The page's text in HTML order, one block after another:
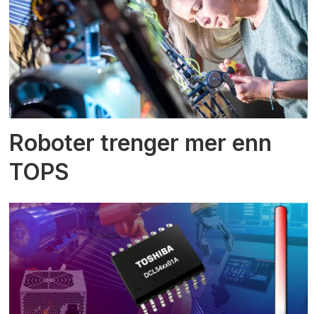
Roboter trenger mer enn
TOPS